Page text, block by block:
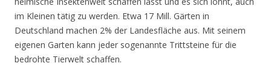
im Kleinen tätig zu werden. Etwa 17 Mill. Gärten in
Deutschland machen 2% der Landesfläche aus. Mit seinem
eigenen Garten kann jeder sogenannte Trittsteine für die
bedrohte Tierwelt schaffen.